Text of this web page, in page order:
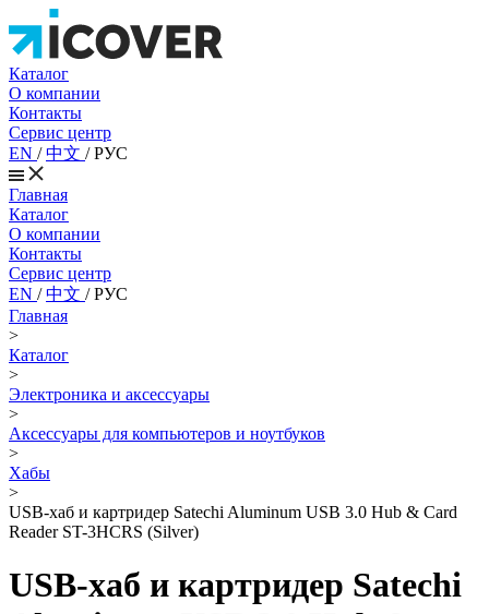
Каталог
О компании
Контакты
Сервис центр
EN /中文 /РУС
Главная
Каталог
О компании
Контакты
Сервис центр
EN /中文 /РУС
Главная
>
Каталог
>
Электроника и аксессуары
>
Аксессуары для компьютеров и ноутбуков
>
Хабы
>
USB-хаб и картридер Satechi Aluminum USB 3.0 Hub & Card
Reader ST-3HCRS (Silver)
USB-хаб и картридер Satechi